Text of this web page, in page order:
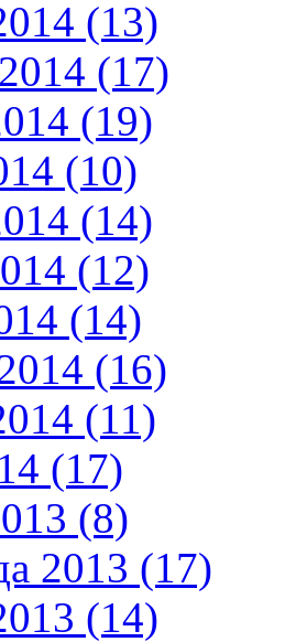
(13)
(17)
(19)
(10)
(14)
(12)
(14)
(16)
(11)
(17)
(8)
2013 (17)
(14)